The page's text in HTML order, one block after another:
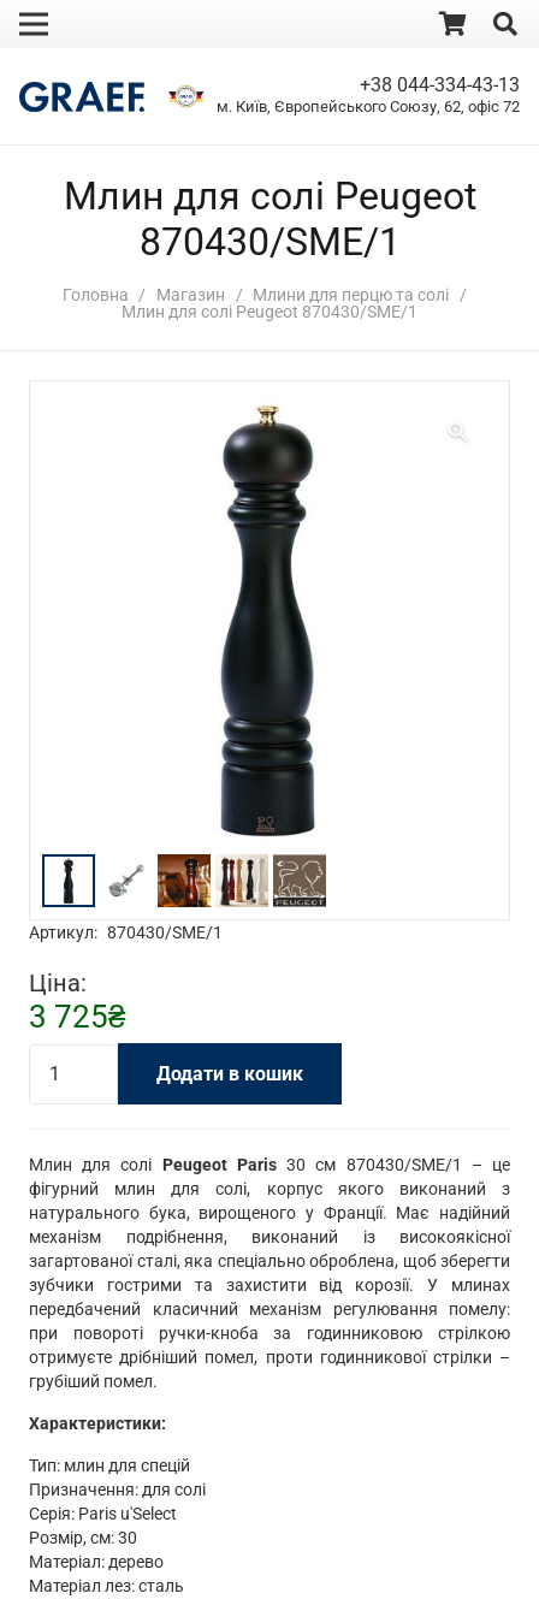
+38 044-334-43-13
м. Київ, Європейського Союзу, 62, офіс 72
Млин для солі Peugeot
870430/SME/1
Головна / Магазин / Млини для перцю та солі /
Млин для солі Peugeot 870430/SME/1
Артикул: 870430/SME/1
Ціна:
3 725₴
Peugeot
870430/SME/1
кількість
Додати в кошик
Млин для солі Peugeot Paris30 см 870430/SME/1 – це
фігурний млин для солі, корпус якого виконаний з
натурального бука, вирощеного у Франції. Має надійний
механізм подрібнення, виконаний із високоякісної
загартованої сталі, яка спеціально оброблена, щоб зберегти
зубчики гострими та захистити від корозії. У млинах
передбачений класичний механізм регулювання помелу:
при повороті ручки-кноба за годинниковою стрілкою
отримуєте дрібніший помел, проти годинникової стрілки –
грубіший помел.
Характеристики:
Тип: млин для спецій
Призначення: для солі
Серія: Paris u'Select
Розмір, см: 30
Матеріал: дерево
Матеріал лез: сталь